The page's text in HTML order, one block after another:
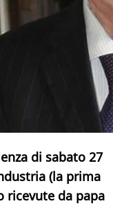
di sabato 27
(la prima
ricevute da papa